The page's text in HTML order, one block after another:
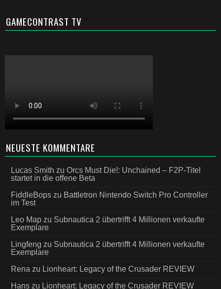
GAMECONTRAST TV
NEUESTE KOMMENTARE
Lucas Smith zu Orcs Must Die!: Unchained – F2P-Titel
startet in die offene Beta
FiddleBops zu Battletron Nintendo Switch Pro Controller
im Test
Leo Map zu Subnautica 2 übertrifft 4 Millionen verkaufte
Exemplare
Lingfeng zu Subnautica 2 übertrifft 4 Millionen verkaufte
Exemplare
Rena zu Lionheart: Legacy of the Crusader REVIEW
Hans zu Lionheart: Legacy of the Crusader REVIEW